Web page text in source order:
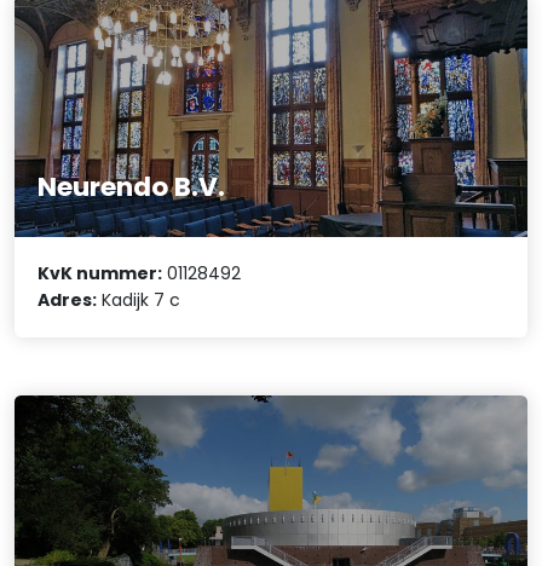
Neurendo B.V.
KvK nummer: 01128492
Adres: Kadijk 7 c